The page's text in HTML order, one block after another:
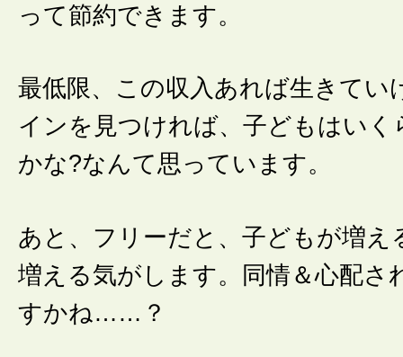
って節約できます。
最低限、この収入あれば生きてい
インを見つければ、子どもはいく
かな?なんて思っています。
あと、フリーだと、子どもが増え
増える気がします。同情＆心配さ
すかね……？